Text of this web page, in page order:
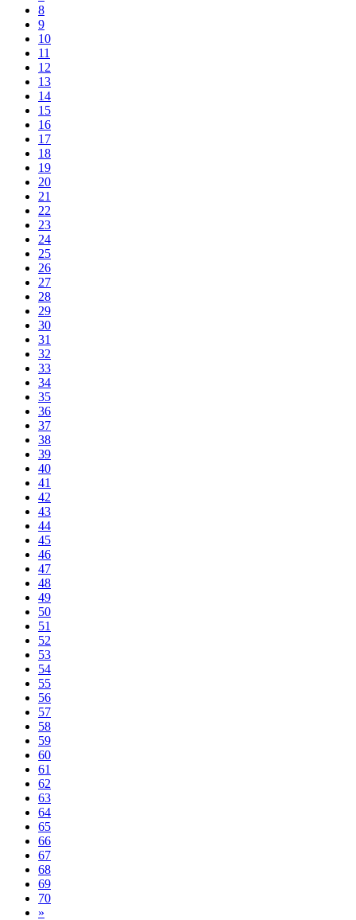
8
9
10
11
12
13
14
15
16
17
18
19
20
21
22
23
24
25
26
27
28
29
30
31
32
33
34
35
36
37
38
39
40
41
42
43
44
45
46
47
48
49
50
51
52
53
54
55
56
57
58
59
60
61
62
63
64
65
66
67
68
69
70
»